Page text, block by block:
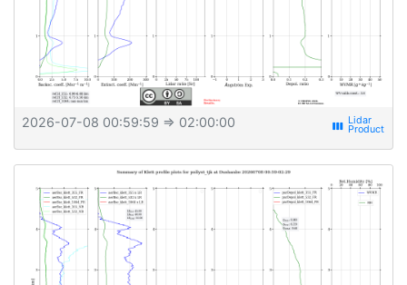
2026-07-08 00:59:59 ⇒ 02:00:00 view_week